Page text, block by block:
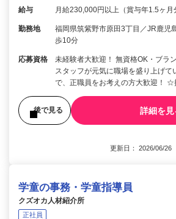
給与 月給230,000円以上（賞与年1.5ヶ月
勤務地
福岡県筑紫野市原田3丁目／JR鹿児
歩10分
応募資格
未経験者大歓迎！ 無資格OK・ブ
スタッフが元気に職場を盛り上げ
で、正職員をお考えの方大歓迎！
後で見る 詳細を見
更新日： 2026/06/
学童の事務・学童指導員
クズオカ人材紹介所
正社員